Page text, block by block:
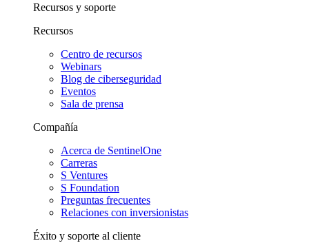
Recursos y soporte
Recursos
Centro de recursos
Webinars
Blog de ciberseguridad
Eventos
Sala de prensa
Compañía
Acerca de SentinelOne
Carreras
S Ventures
S Foundation
Preguntas frecuentes
Relaciones con inversionistas
Éxito y soporte al cliente